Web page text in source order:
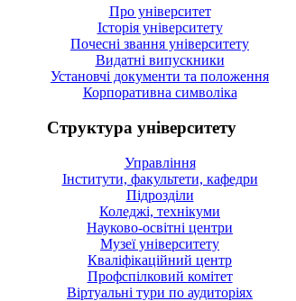
Про університет
Історія університету
Почесні звання університету
Видатні випускники
Установчі документи та положення
Корпоративна символiка
Структура університету
Управління
Інститути, факультети, кафедри
Підрозділи
Коледжі, технікуми
Науково-освітні центри
Музеї університету
Кваліфікаційний центр
Профспілковий комітет
Віртуальні тури по аудиторіях